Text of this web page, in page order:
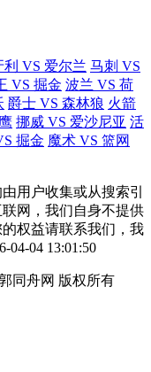
利 VS 爱尔兰 马刺 VS
VS 掘金 波兰 VS 荷
爵士 VS 森林狼 火箭
挪威 VS 爱沙尼亚 活
掘金 魔术 VS 篮网
用户收集或从搜索引
网，我们自身不提供
权益请联系我们，我
04-04 13:01:50
同舟网 版权所有